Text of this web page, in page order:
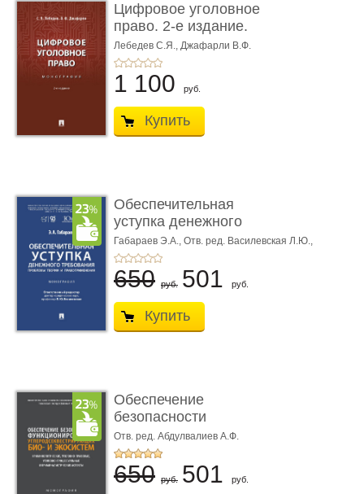
Цифровое уголовное
право. 2-е издание.
Монограф ...
Лебедев С.Я., Джафарли В.Ф.
1 100 руб.
Купить
Обеспечительная
уступка денежного
требования ...
Габараев Э.А., Отв. ред. Василевская Л.Ю.,
вступ. сл. Каретина М.Г.
650 руб. 501 руб.
Купить
Обеспечение
безопасности
функционирования уг
...
Отв. ред. Абдулвалиев А.Ф.
650 руб. 501 руб.